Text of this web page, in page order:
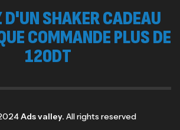
D'UN SHAKER CADEAU
COMMANDE PLUS DE
120DT
Ads valley. All rights reserved